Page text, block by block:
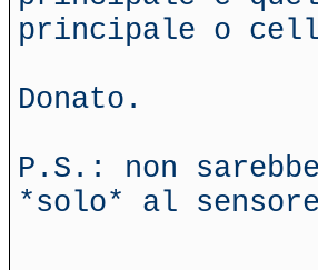
principale o
Donato.
P.S.: non
*solo* al